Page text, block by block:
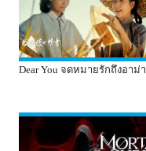
Dear You จดหมายรักถึงอาม่า